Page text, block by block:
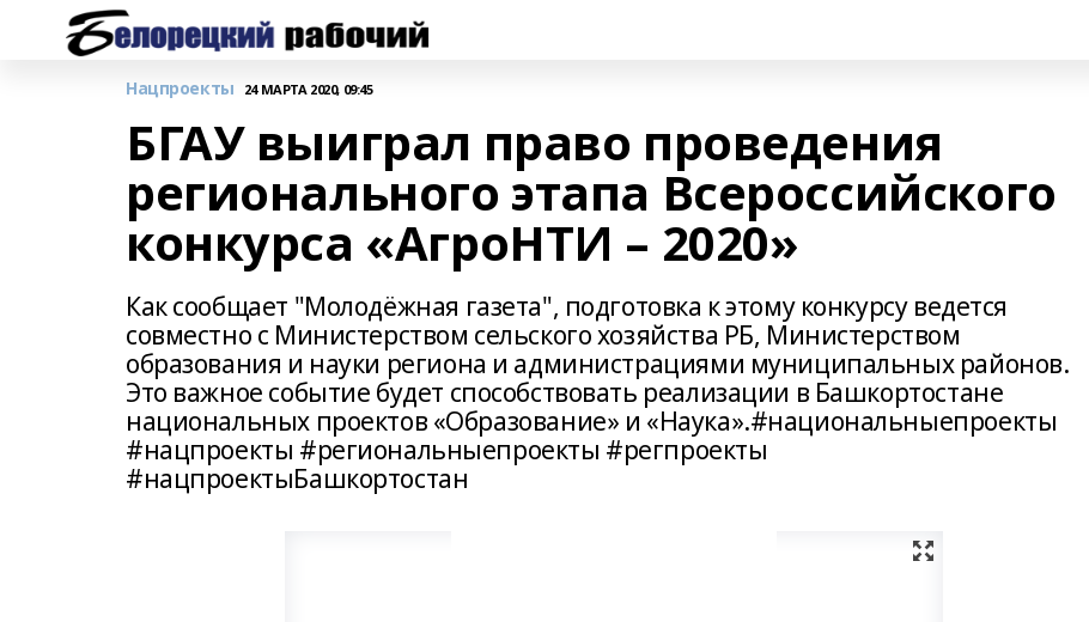
Нацпроекты 24 МАРТА 2020, 09:45
БГАУ выиграл право проведения
регионального этапа Всероссийского
конкурса «АгроНТИ – 2020»
Как сообщает "Молодёжная газета", подготовка к этому конкурсу ведется
совместно с Министерством сельского хозяйства РБ, Министерством
образования и науки региона и администрациями муниципальных районов.
Это важное событие будет способствовать реализации в Башкортостане
национальных проектов «Образование» и «Наука».#национальныепроекты
#нацпроекты #региональныепроекты #регпроекты
#нацпроектыБашкортостан